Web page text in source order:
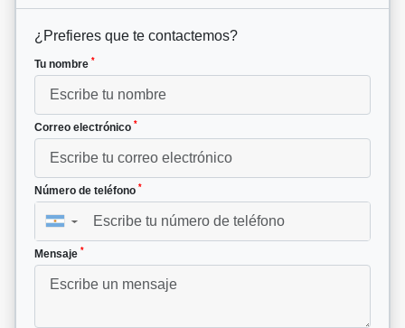
¿Prefieres que te contactemos?
Tu nombre *
Correo electrónico *
Número de teléfono *
▼
Mensaje *